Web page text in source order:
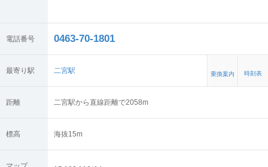
電話番号 0463-70-1801
最寄り駅 二宮駅 乗換案内 時刻表
距離 二宮駅から直線距離で2058m
標高 海抜15m